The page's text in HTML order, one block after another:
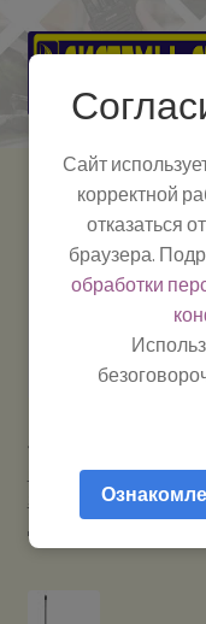
Перейти
навигации
Перейти
содержимому
Как пользоваться
Полезная
Мой аккаунт
Системы Связи:
г. Красноярск, ул.
Работаем:Пн-Пт:
10:00–18:00
интернета
Антенны
3G / 4G / Wi-Fi
Антей-
для усиления сигнала
Сайт
корректной
отказаться
браузера.
обработки